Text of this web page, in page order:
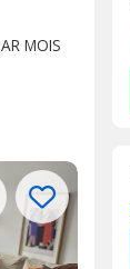
MOIS